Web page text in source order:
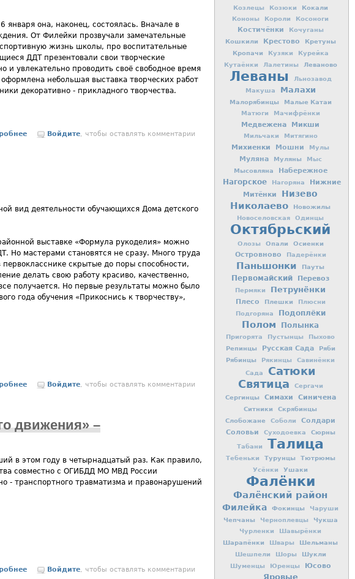
она, наконец, состоялась. Вначале в
От Филейки прозвучали замечательные
жизнь школы, про воспитательные
ДДТ презентовали свои творческие
и увлекательно проводить своё свободное время
небольшая выставка творческих работ
декоративно - прикладного творчества.
о Проект «День Дома детского творчества в вашей школе» продолжается!
Войдите, чтобы оставлять комментарии
вид деятельности обучающихся Дома детского
выставке «Формула рукоделия» можно
Но мастерами становятся не сразу. Много труда
скрытые до поры способности,
делать свою работу красиво, качественно,
получается. Но первые результаты можно было
года обучения «Прикоснись к творчеству»,
о Прикоснись к творчеству!
Войдите, чтобы оставлять комментарии
движения» –
в этом году в четырнадцатый раз. Как правило,
совместно с ОГИБДД МО МВД России
- транспортного травматизма и правонарушений
о «Творчество юных – за безопасность дорожного движения» –
Войдите, чтобы оставлять комментарии
Козлецы
Козюки Кокали
Кононы Короли Косоноги
Костичёнки Кочуганы
Кошкили Крестово
Кретуны
Кропачи
Кузяки
Курейка
Кутаёнки
Лалетины Леваново
Леваны
Льнозавод
Макуша
Малахи
Малорябинцы Малые Катаи
Матюги Мачифрёнки
Медвежена Микши
Мильчаки Митягино
Михиенки Мошни Мулы
Муляна Муляны Мыс
Мысовляна Набережное
Нагорское Нагоряна
Нижние
Митёнки
Низево
Николаево Новожилы
Новоселовская Одинцы
Октябрьский
Олозы Опали Осиенки
Островново Падерёнки
Паньшонки Пауты
Первомайский Перевоз
Пермяки Петрунёнки
Плесо Плешки
Плюсни
Подгоряна
Подоплёки
Полом Полынка
Пригорята Пустынцы Пыхово
Репинцы Русская Сада
Ряби
Рябинцы
Рякинцы
Савинёнки
Сада
Сатюки
Святица
Сергачи
Сергинцы Симахи Синичена
Ситники
Скрябинцы
Слобожане
Соболи
Солдари
Соловьи
Суходоевка Сюрны
Табани Талица
Тебеньки Турунцы Тютрюмы
Усёнки Ушаки
Фалёнки
Фалёнский район
Филейка Фокинцы Чаруши
Чепчаны Черноплевцы Чукша
Чурленки Шавырёнки
Шарапёнки Швары Шельманы
Шешпели Шоры Шукли
Шуменцы Юренцы Юсово
Яровые